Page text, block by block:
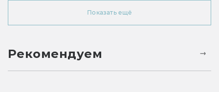
Показать ещё
Рекомендуем